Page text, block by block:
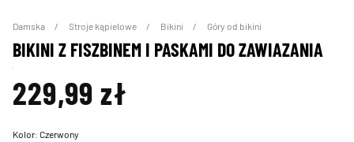
Damska Stroje kąpielowe Bikini Góry od bikini
BIKINI Z FISZBINEM I PASKAMI DO ZAWIAZANIA
229,99 zł
Kolor:Czerwony